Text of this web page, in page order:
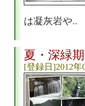
は凝灰岩や..
夏・深緑
[登録日]2012年